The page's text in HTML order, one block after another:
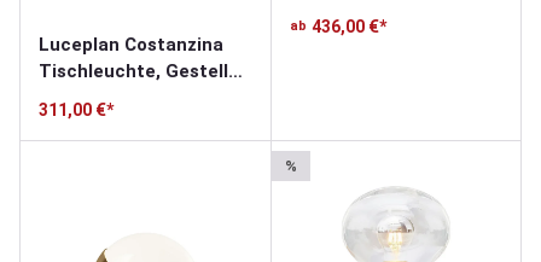
Luceplan Costanzina
Tischleuchte, Gestell
schwarz
311,00 €*
ab 436,00 €*
%